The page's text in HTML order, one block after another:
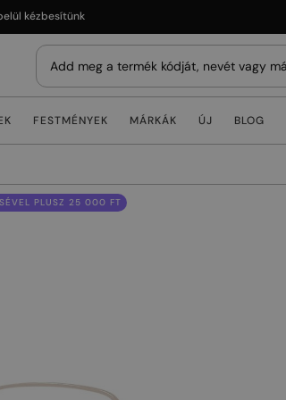
FESTMÉNYEK MÁRKÁK ÚJ BLOG
PLUSZ 25 000 FT